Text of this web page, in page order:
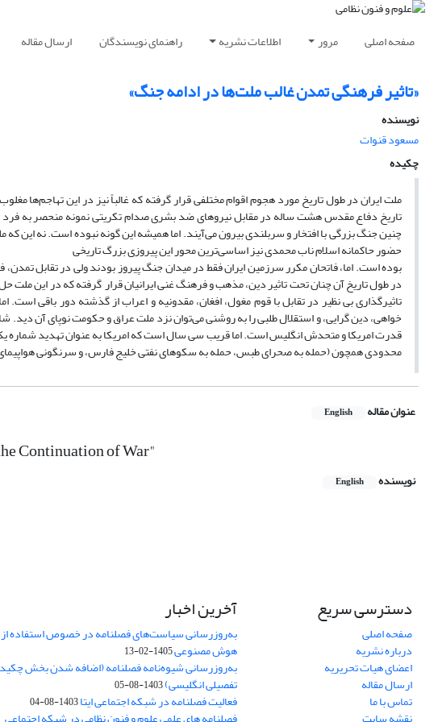
صفحه اصلی مرور اطلاعات نشریه راهنمای نویسندگان ارسال مقاله
«تاثیر فرهنگی تمدن‌ غالب ملت‌ها در ادامه جنگ»
نویسنده
مسعود قنوات
چکیده
ملت ایران در طول تاریخ مورد هجوم اقوام مختلفی قرار گرفته که غالباً نیز در این تهاجم‌ها
تاریخ دفاع مقدس هشت ساله در مقابل نیروهای ضد بشری صدام تکریتی نمونه منحصر به فرد و
چنین جنگ بزرگی با افتخار و سربلندی بیرون می‌آیند. اما همیشه این گونه نبوده است. نه این که
حضور حاکمانه اسلام ناب محمدی نیز اساسی‌ترین محور این پیروزی بزرگ تاریخی
بوده است. اما، فاتحان مکرر سرزمین ایران فقط در میدان جنگ پیروز بودند ولی در تقابل
در طول تاریخ آن چنان تحت تاثیر دین، مذهب و فرهنگ غنی ایرانیان قرار گرفته که در این ملت
تاثیرگذاری بی نظیر در تقابل با قوم مغول، افغان، مقدونیه و اعراب از گذشته دور باقی
خواهی، دین گرایی، و استقلال طلبی را به روشنی می‌توان نزد ملت عراق و حکومت نوپای آن
قدرت امریکا و متحدش انگلیس است. اما قریب سی سال است که امریکا به عنوان تهدید شماره
محدودی همچون (حمله به صحرای طبس، حمله به سکوهای نفتی خلیج فارس، و سرنگونی
عنوان مقاله English
Continuation of War"
نویسنده English
دسترسی سریع
صفحه اصلی
درباره نشریه
اعضای هیات تحریریه
ارسال مقاله
تماس با ما
آخرین اخبار
به‌روزرسانی سیاست‌های فصلنامه در خصوص استفاده از
هوش مصنوعی1405-02-13
به‌روزرسانی شیوه‌نامه فصلنامه (اضافه شدن بخش
تفصیلی انگلیسی)1403-08-05
فعالیت فصلنامه در شبکه اجتماعی ایتا1403-08-04